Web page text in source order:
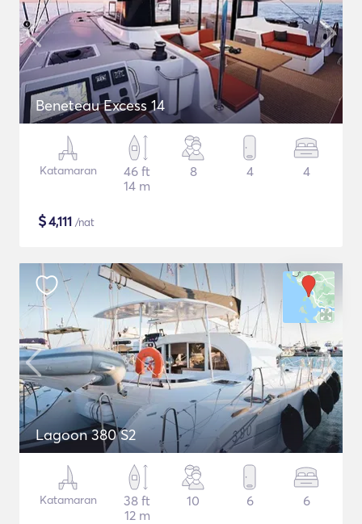
Beneteau Excess 14
Katamaran
46 ft
14 m
8 4 4
$4,111 /nat
Lagoon 380 S2
Katamaran
38 ft
12 m
10 6 6